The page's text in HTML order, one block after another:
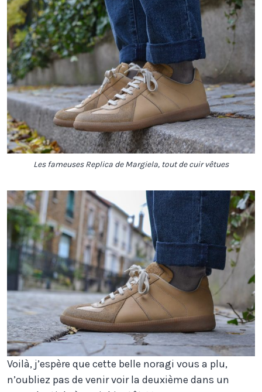
Les fameuses Replica de Margiela, tout de cuir vêtues
Voilà, j’espère que cette belle noragi vous a plu,
n’oubliez pas de venir voir la deuxième dans un